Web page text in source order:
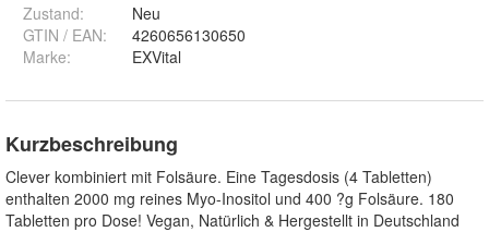
Zustand:
Neu
GTIN / EAN:
4260656130650
Marke:
EXVital
Kurzbeschreibung
Clever kombiniert mit Folsäure. Eine Tagesdosis (4 Tabletten)
enthalten 2000 mg reines Myo-Inositol und 400 ?g Folsäure. 180
Tabletten pro Dose! Vegan, Natürlich & Hergestellt in Deutschland